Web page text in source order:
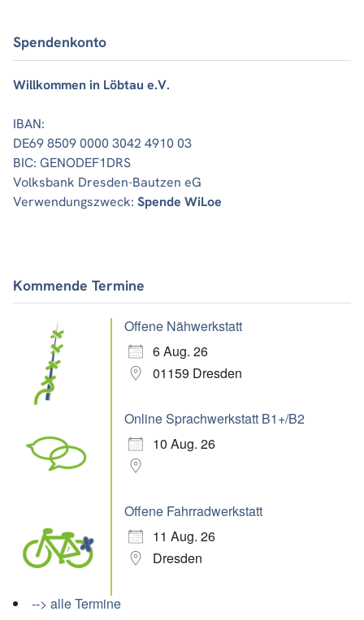
Spendenkonto
Willkommen in Löbtau e.V.
IBAN:
DE69 8509 0000 3042 4910 03
BIC: GENODEF1DRS
Volksbank Dresden-Bautzen eG
Verwendungszweck: Spende WiLoe
Kommende Termine
Offene Nähwerkstatt
6 Aug. 26
01159 Dresden
Online Sprachwerkstatt B1+/B2
10 Aug. 26
Offene Fahrradwerkstatt
11 Aug. 26
Dresden
--> alle Termine